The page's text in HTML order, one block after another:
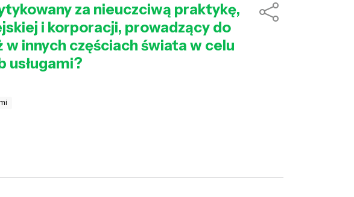
za nieuczciwą praktykę,
i korporacji, prowadzący do
innych częściach świata w celu
usługami?